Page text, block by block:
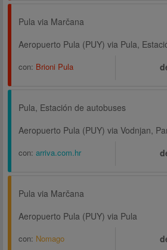
Pula via Marčana
Aeropuerto Pula (PUY) via Pula,
con: Brioni Pula
Pula, Estación de autobuses
Aeropuerto Pula (PUY) via Vodnjan,
con: arriva.com.hr
Pula via Marčana
Aeropuerto Pula (PUY) via Pula
con: Nomago